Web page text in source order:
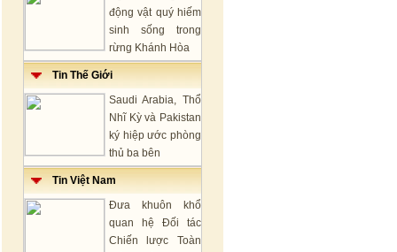
động vật quý hiếm
sinh sống trong
rừng Khánh Hòa
Tin Thế Giới
Saudi Arabia, Thổ
Nhĩ Kỳ và Pakistan
ký hiệp ước phòng
thủ ba bên
Tin Việt Nam
Đưa khuôn khổ
quan hệ Đối tác
Chiến lược Toàn